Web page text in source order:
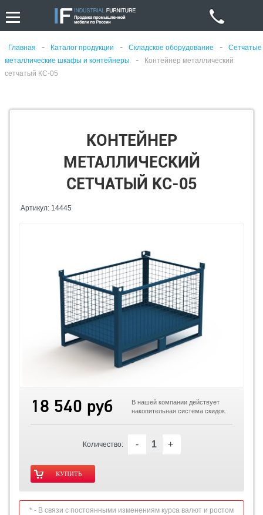
Главная - Каталог продукции - Складское оборудование -
Сетчатые
металлические шкафы и контейнеры
-
Контейнер металлический
сетчатый КС-05
КОНТЕЙНЕР
МЕТАЛЛИЧЕСКИЙ
СЕТЧАТЫЙ КС-05
Артикул: 14445
18 540 руб
В нашей компании действует
накопительная система скидок.
Количество: - +
* - В связи с постоянными изменениям курса валют и ростом